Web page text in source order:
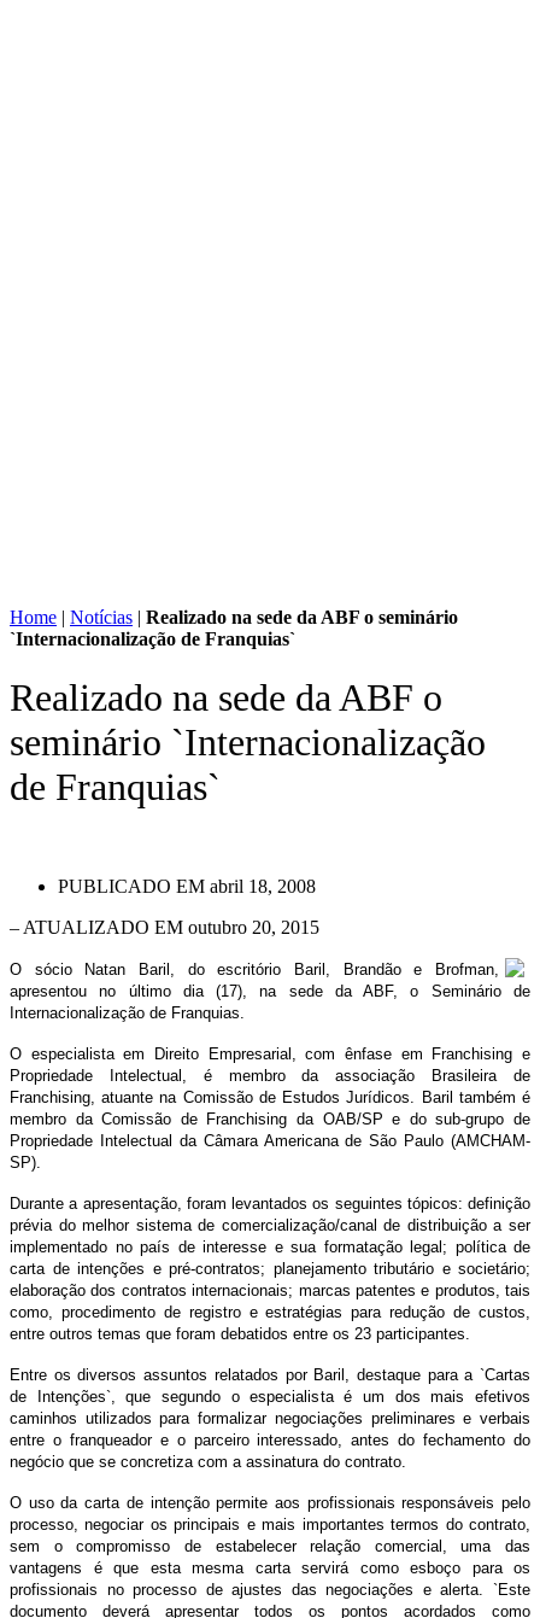
Home | Notícias | Realizado na sede da ABF o seminário
`Internacionalização de Franquias`
Realizado na sede da ABF o
seminário `Internacionalização
de Franquias`
PUBLICADO EM abril 18, 2008
– ATUALIZADO EM outubro 20, 2015
O sócio Natan Baril, do escritório Baril, Brandão e Brofman,
apresentou no último dia (17), na sede da ABF, o Seminário de
Internacionalização de Franquias.
O especialista em Direito Empresarial, com ênfase em Franchising e
Propriedade Intelectual, é membro da associação Brasileira de
Franchising, atuante na Comissão de Estudos Jurídicos. Baril também é
membro da Comissão de Franchising da OAB/SP e do sub-grupo de
Propriedade Intelectual da Câmara Americana de São Paulo (AMCHAM-
SP).
Durante a apresentação, foram levantados os seguintes tópicos: definição
prévia do melhor sistema de comercialização/canal de distribuição a ser
implementado no país de interesse e sua formatação legal; política de
carta de intenções e pré-contratos; planejamento tributário e societário;
elaboração dos contratos internacionais; marcas patentes e produtos, tais
como, procedimento de registro e estratégias para redução de custos,
entre outros temas que foram debatidos entre os 23 participantes.
Entre os diversos assuntos relatados por Baril, destaque para a `Cartas
de Intenções`, que segundo o especialista é um dos mais efetivos
caminhos utilizados para formalizar negociações preliminares e verbais
entre o franqueador e o parceiro interessado, antes do fechamento do
negócio que se concretiza com a assinatura do contrato.
O uso da carta de intenção permite aos profissionais responsáveis pelo
processo, negociar os principais e mais importantes termos do contrato,
sem o compromisso de estabelecer relação comercial, uma das
vantagens é que esta mesma carta servirá como esboço para os
profissionais no processo de ajustes das negociações e alerta. `Este
documento deverá apresentar todos os pontos acordados como